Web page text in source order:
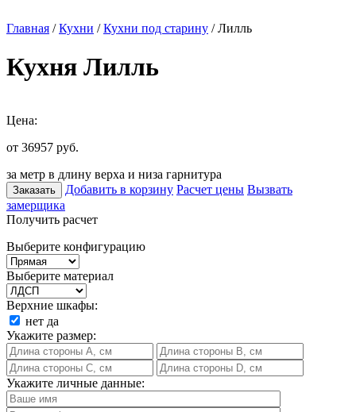
Главная /Кухни /Кухни под старину / Лилль
Кухня Лилль
Цена:
от 36957 руб.
за метр в длину верха и низа гарнитура
Заказать Добавить в корзину Расчет цены Вызвать
замерщика
Получить расчет
Выберите конфигурацию
Выберите материал
Верхние шкафы:
нет да
Укажите размер:
Укажите личные данные: